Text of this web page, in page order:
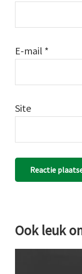
E-mail *
Site
Ook leuk